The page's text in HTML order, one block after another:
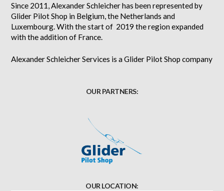
Since 2011, Alexander Schleicher has been represented by
Glider Pilot Shop in Belgium, the Netherlands and
Luxembourg. With the start of 2019 the region expanded
with the addition of France.
Alexander Schleicher Services is a Glider Pilot Shop company
OUR PARTNERS:
OUR LOCATION: